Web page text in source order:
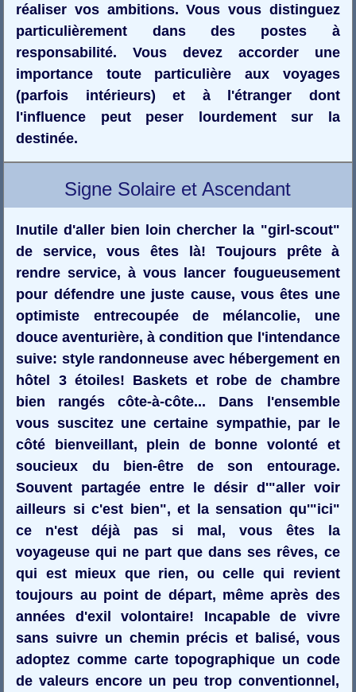
réaliser vos ambitions. Vous vous distinguez
particulièrement dans des postes à
responsabilité. Vous devez accorder une
importance toute particulière aux voyages
(parfois intérieurs) et à l'étranger dont
l'influence peut peser lourdement sur la
destinée.
Signe Solaire et Ascendant
Inutile d'aller bien loin chercher la "girl-scout"
de service, vous êtes là! Toujours prête à
rendre service, à vous lancer fougueusement
pour défendre une juste cause, vous êtes une
optimiste entrecoupée de mélancolie, une
douce aventurière, à condition que l'intendance
suive: style randonneuse avec hébergement en
hôtel 3 étoiles! Baskets et robe de chambre
bien rangés côte-à-côte... Dans l'ensemble
vous suscitez une certaine sympathie, par le
côté bienveillant, plein de bonne volonté et
soucieux du bien-être de son entourage.
Souvent partagée entre le désir d'"aller voir
ailleurs si c'est bien", et la sensation qu'"ici"
ce n'est déjà pas si mal, vous êtes la
voyageuse qui ne part que dans ses rêves, ce
qui est mieux que rien, ou celle qui revient
toujours au point de départ, même après des
années d'exil volontaire! Incapable de vivre
sans suivre un chemin précis et balisé, vous
adoptez comme carte topographique un code
de valeurs encore un peu trop conventionnel,